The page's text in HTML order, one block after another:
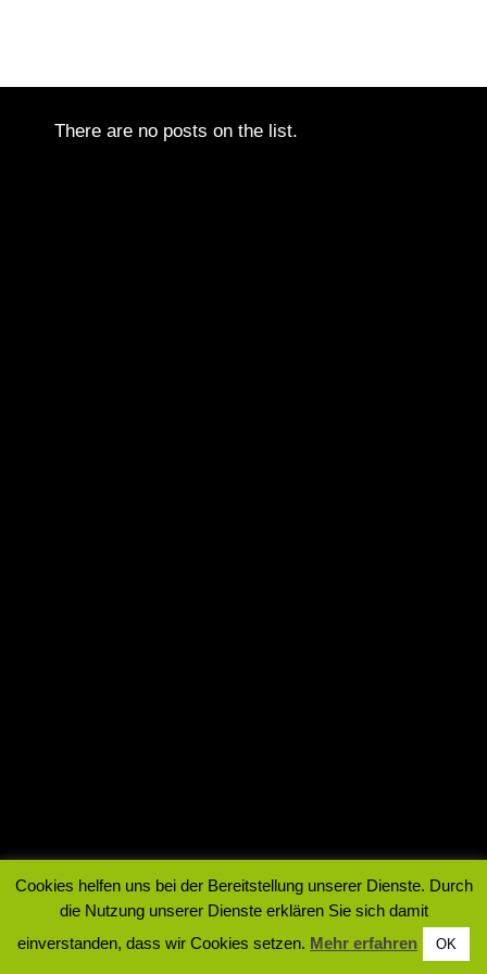
There are no posts on the list.
Cookies helfen uns bei der Bereitstellung unserer Dienste. Durch
die Nutzung unserer Dienste erklären Sie sich damit
einverstanden, dass wir Cookies setzen. Mehr erfahren OK